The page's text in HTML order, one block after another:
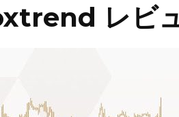
レビ